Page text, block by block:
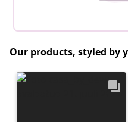
Our products, styled by